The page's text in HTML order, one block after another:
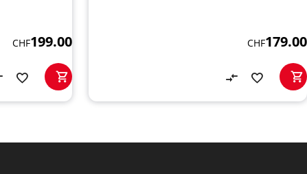
CHF199.00 CHF179.00